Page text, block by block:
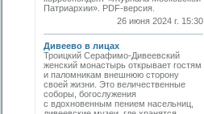
Патриархии». PDF-версия.
26 июня 2024 г. 15:30
Дивеево в лицах
Троицкий Серафимо-Дивеевский
женский монастырь открывает гостям
и паломникам внешнюю сторону
своей жизни. Это величественные
соборы, богослужения
с вдохновенным пением насельниц,